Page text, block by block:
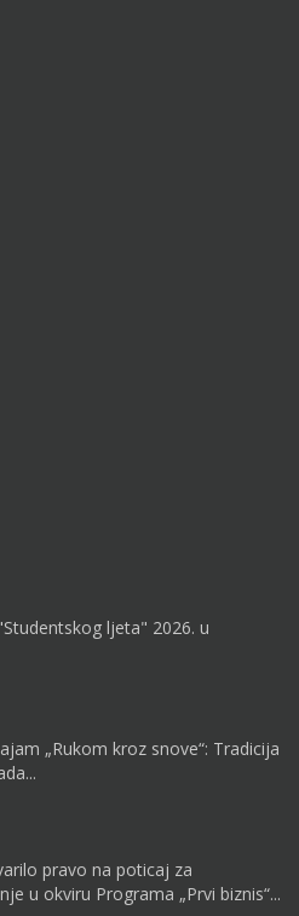
ljeta" 2026. u
„Rukom kroz snove“: Tradicija
pravo na poticaj za
u okviru Programa „Prvi biznis“...